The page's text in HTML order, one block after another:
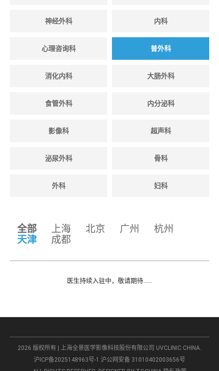
神经外科 内科
心理咨询科 普外科
消化内科 大肠外科
食管外科 内分泌科
影像科 超声科
泌尿外科 骨科
外科 妇科
全部 上海 北京 广州
杭州
天津
成都
医生持续入驻中，敬请期待......
2026 版权所有 | 上海全景医学影像科技股份有限公司 UVCLINIC CHINA.
沪ICP备2025148963号-1 沪公网安备 31010402003656号